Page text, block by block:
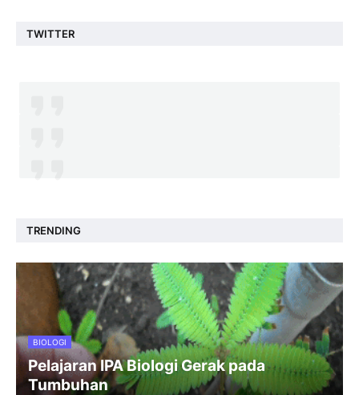
TWITTER
TRENDING
BIOLOGI
Pelajaran IPA Biologi Gerak pada
Tumbuhan